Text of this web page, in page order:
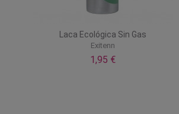
Laca Ecológica Sin Gas
Exitenn
1,95 €